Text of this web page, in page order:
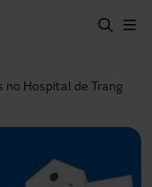
no Hospital de Trang